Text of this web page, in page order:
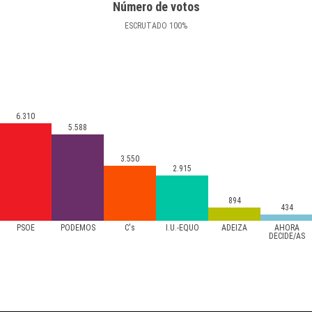
Número de votos
ESCRUTADO 100%
PSOE PODEMOS C's I.U.-EQUO ADEIZA
AHORA
DECIDE/AS
6.310
5.588
3.550
2.915
894
434